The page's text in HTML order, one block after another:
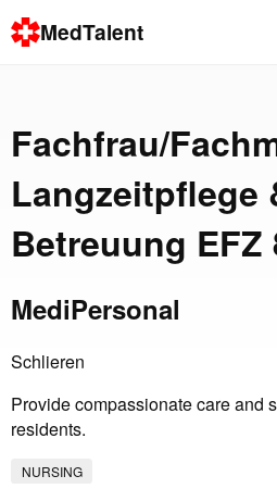
MedTalent
Fachfrau/
Langzeitpflege
Betreuung EFZ
MediPersonal
Schlieren
Provide compassionate care and
residents.
NURSING